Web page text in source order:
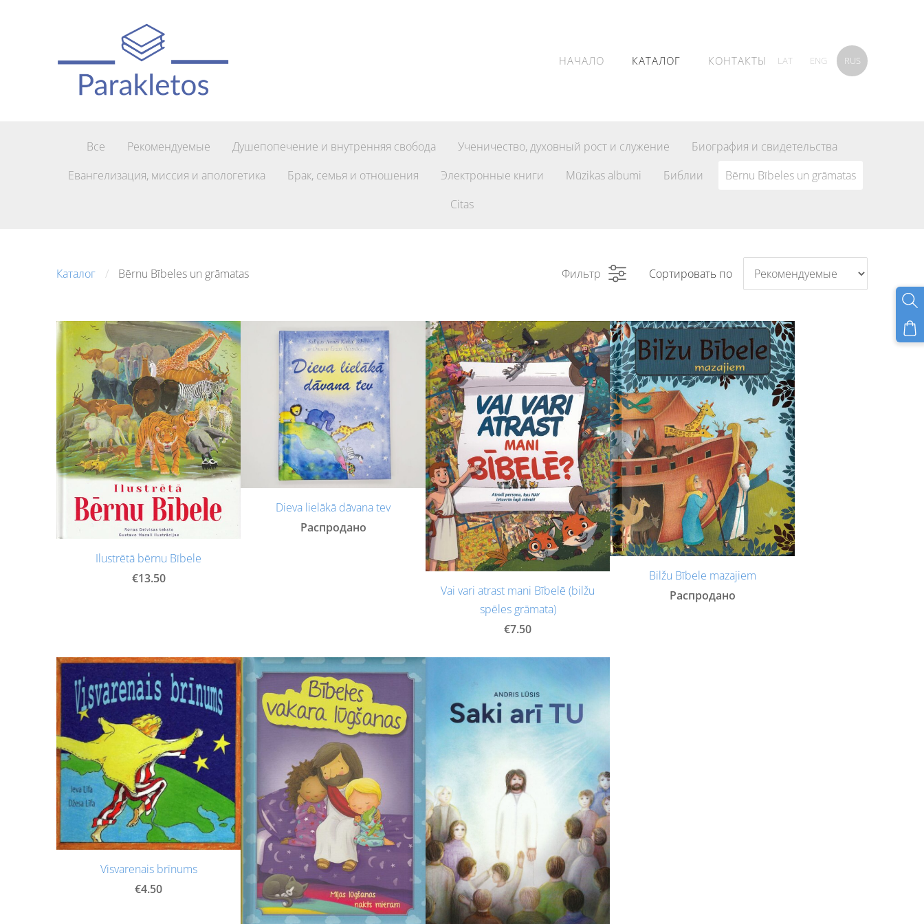
НАЧАЛО КАТАЛОГ КОНТАКТЫ LAT ENG RUS
Все Рекомендуемые Душепопечение и внутренняя свобода Ученичество, духовный рост и служение
Биография и свидетельства
Евангелизация, миссия и апологетика
Брак, семья и отношения Электронные книги Mūzikas albumi Библии
Bērnu Bībeles un grāmatas
Citas
Каталог Bērnu Bībeles un grāmatas Фильтр Сортировать по
Ilustrētā bērnu Bībele
€13.50
Dieva lielākā dāvana tev
Распродано
Vai vari atrast mani Bībelē (bilžu
spēles grāmata)
€7.50
Bilžu Bībele mazajiem
Распродано
Visvarenais brīnums
€4.50